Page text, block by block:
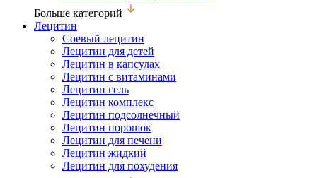
Больше категорий
Лецитин
Соевый лецитин
Лецитин для детей
Лецитин в капсулах
Лецитин с витаминами
Лецитин гель
Лецитин комплекс
Лецитин подсолнечный
Лецитин порошок
Лецитин для печени
Лецитин жидкий
Лецитин для похудения